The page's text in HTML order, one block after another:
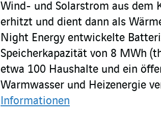
Wind- und Solarstrom aus dem
erhitzt und dient dann als
Night Energy entwickelte
Speicherkapazität von 8 MWh
etwa 100 Haushalte und ein
Warmwasser und Heizenergie
Informationen